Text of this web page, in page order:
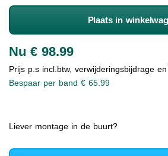
Plaats in
Nu € 98.99
Prijs p.s incl.btw, verwijderingsbijdrage
Bespaar per band € 65.99
Liever montage in de buurt?